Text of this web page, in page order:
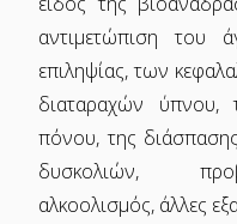
αντιμετώπιση του
επιληψίας, των
διαταραχών ύπνου,
πόνου, της
δυσκολιών,
αλκοολισμός, άλλες